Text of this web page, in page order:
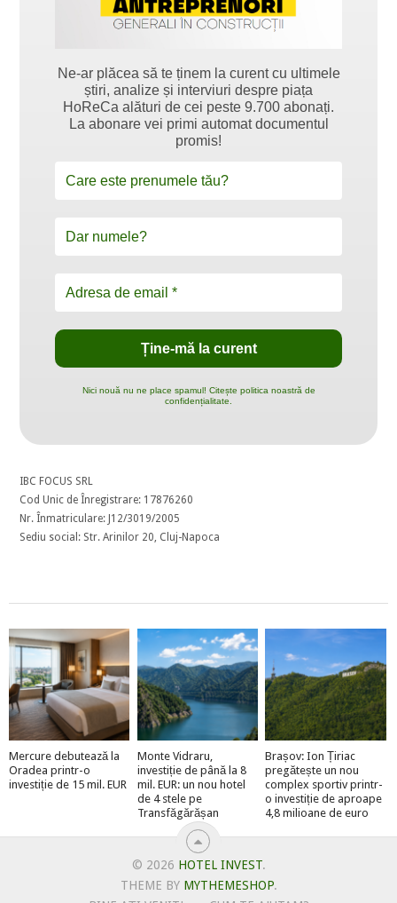
Ne-ar plăcea să te ținem la curent cu ultimele
știri, analize și interviuri despre piața
HoReCa alături de cei peste 9.700 abonați.
La abonare vei primi automat documentul
promis!
Nici nouă nu ne place spamul! Citește politica noastră de
confidențialitate.
IBC FOCUS SRL
Cod Unic de Înregistrare: 17876260
Nr. Înmatriculare: J12/3019/2005
Sediu social: Str. Arinilor 20, Cluj-Napoca
Mercure debutează la
Oradea printr-o
investiție de 15 mil. EUR
Monte Vidraru,
investiție de până la 8
mil. EUR: un nou hotel
de 4 stele pe
Transfăgărășan
Brașov: Ion Țiriac
pregătește un nou
complex sportiv printr-
o investiție de aproape
4,8 milioane de euro
© 2026 HOTEL INVEST.
THEME BY MYTHEMESHOP.